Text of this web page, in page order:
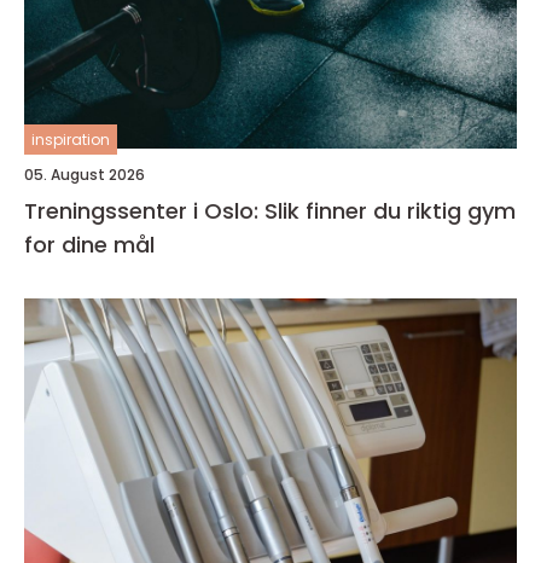
inspiration
05. August 2026
Treningssenter i Oslo: Slik finner du riktig gym
for dine mål